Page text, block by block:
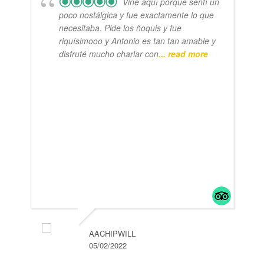
poco nostálgica y fue exactamente lo que
necesitaba. Pide los ñoquis y fue
riquísimooo y Antonio es tan tan amable y
disfruté mucho charlar con... read more
AACHIPWILL
05/02/2022